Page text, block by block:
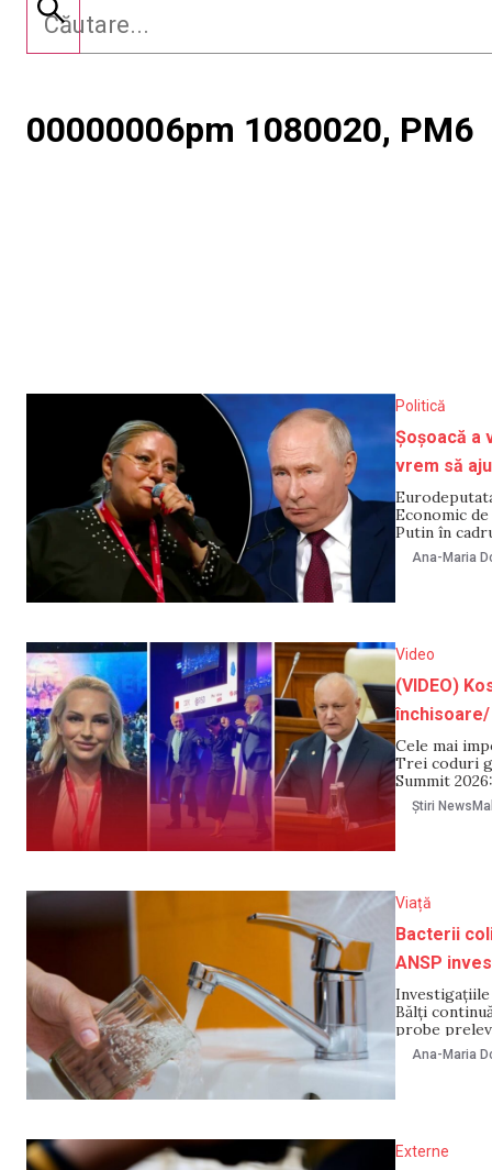
00000006pm 1080020, PM6
Politică
Șoșoacă a
vrem să
Economic
Putin în
susținut că
ar „admira”
Ana-Maria
Video
(VIDEO)
Cele mai
Trei coduri
Summit
artă:
„Kuliok”:
Știri
Viață
Bacterii
ANSP
Bălți
probe
problema
fost
Ana-Maria
Externe